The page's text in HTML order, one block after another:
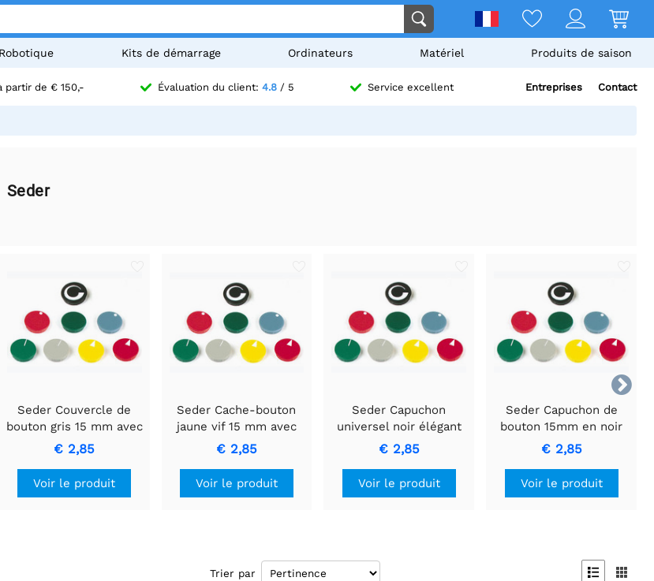
Robotique Kits de démarrage Ordinateurs Matériel Produits de saison
partir de € 150,- Évaluation du client: 4.8 / 5 Service excellent Entreprises Contact
Seder

Seder Couvercle de
bouton gris 15 mm avec
prise sécurisée et
durabilité.
€ 2,85
Voir le produit
Seder Cache-bouton
jaune vif 15 mm avec
flèche blanche
€ 2,85
Voir le produit
Seder Capuchon
universel noir élégant
15mm
€ 2,85
Voir le produit
Seder Capuchon de
bouton 15mm en noir
élégant avec flèche
blanche
€ 2,85
Voir le produit
Trier par  